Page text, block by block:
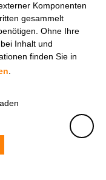
Komponenten
gesammelt
Ohne Ihre
Inhalt und
finden Sie in
.